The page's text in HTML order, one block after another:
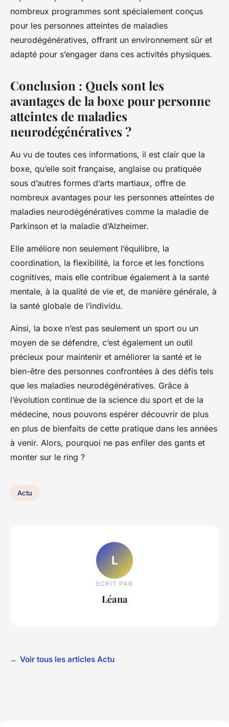
nombreux programmes sont spécialement conçus
pour les personnes atteintes de maladies
neurodégénératives, offrant un environnement sûr et
adapté pour s’engager dans ces activités physiques.
Conclusion : Quels sont les
avantages de la boxe pour personne
atteintes de maladies
neurodégénératives ?
Au vu de toutes ces informations, il est clair que la
boxe, qu’elle soit française, anglaise ou pratiquée
sous d’autres formes d’arts martiaux, offre de
nombreux avantages pour les personnes atteintes de
maladies neurodégénératives comme la maladie de
Parkinson et la maladie d’Alzheimer.
Elle améliore non seulement l’équilibre, la
coordination, la flexibilité, la force et les fonctions
cognitives, mais elle contribue également à la santé
mentale, à la qualité de vie et, de manière générale, à
la santé globale de l’individu.
Ainsi, la boxe n’est pas seulement un sport ou un
moyen de se défendre, c’est également un outil
précieux pour maintenir et améliorer la santé et le
bien-être des personnes confrontées à des défis tels
que les maladies neurodégénératives. Grâce à
l’évolution continue de la science du sport et de la
médecine, nous pouvons espérer découvrir de plus
en plus de bienfaits de cette pratique dans les années
à venir. Alors, pourquoi ne pas enfiler des gants et
monter sur le ring ?
Actu
L
ECRIT PAR
Léana
← Voir tous les articles Actu